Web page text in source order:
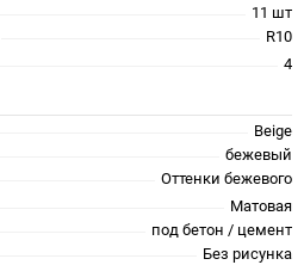
11 шт
R10
4
Beige
бежевый
Оттенки бежевого
Матовая
под бетон / цемент
Без рисунка